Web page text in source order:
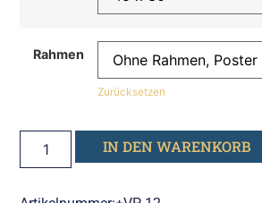
Rahmen
Zurücksetzen
IN DEN WARENKORB